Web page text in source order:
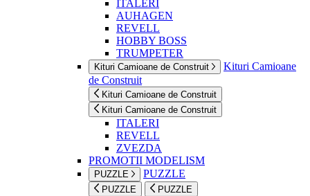
ITALERI
AUHAGEN
REVELL
HOBBY BOSS
TRUMPETER
Kituri Camioane de Construit
Kituri Camioane
de Construit
Kituri Camioane de Construit
Kituri Camioane de Construit
ITALERI
REVELL
ZVEZDA
PROMOTII MODELISM
PUZZLE PUZZLE
PUZZLE PUZZLE